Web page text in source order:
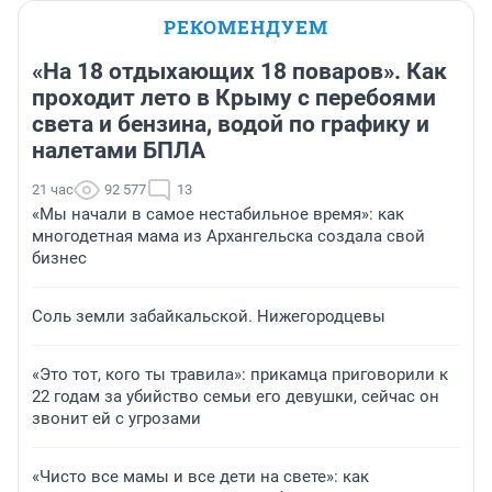
РЕКОМЕНДУЕМ
«На 18 отдыхающих 18 поваров». Как
проходит лето в Крыму с перебоями
света и бензина, водой по графику и
налетами БПЛА
21 час 92 577 13
«Мы начали в самое нестабильное время»: как
многодетная мама из Архангельска создала свой
бизнес
Соль земли забайкальской. Нижегородцевы
«Это тот, кого ты травила»: прикамца приговорили к
22 годам за убийство семьи его девушки, сейчас он
звонит ей с угрозами
«Чисто все мамы и все дети на свете»: как